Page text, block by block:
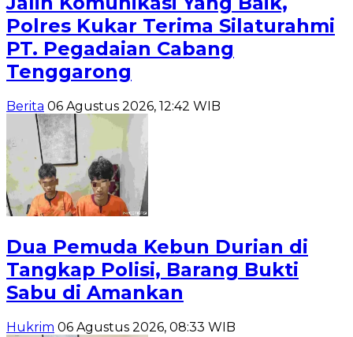
Polres Kukar Terima Silaturahmi
PT. Pegadaian Cabang
Tenggarong
Berita 06 Agustus 2026, 12:42 WIB
Dua Pemuda Kebun Durian di
Tangkap Polisi, Barang Bukti
Sabu di Amankan
Hukrim 06 Agustus 2026, 08:33 WIB